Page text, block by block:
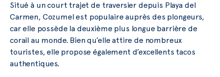
Situé à un court trajet de traversier depuis Playa del
Carmen, Cozumel est populaire auprès des plongeurs,
car elle possède la deuxième plus longue barrière de
corail au monde. Bien qu’elle attire de nombreux
touristes, elle propose également d’excellents tacos
authentiques.